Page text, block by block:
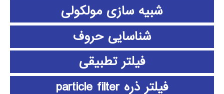
شبیه سازی مولکولی
شناسایی حروف
فیلتر تطبیقی
فیلتر ذره particle filter